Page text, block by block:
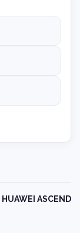
HUAWEI ASCEND